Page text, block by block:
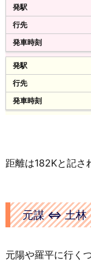
距離は182Kと記さ
元謀 ⇔ 土林
元陽や羅平に行く